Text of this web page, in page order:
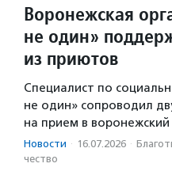
Воронежская
не один»
из приютов
Специалист по
не один» сопроводил
на прием в
Новости · 16.07.2026 ·
чест­во